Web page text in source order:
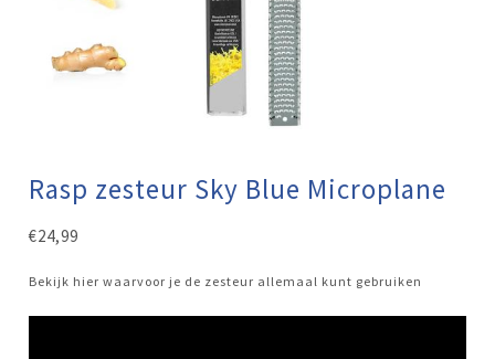
Rasp zesteur Sky Blue Microplane
€24,99
Bekijk hier waarvoor je de zesteur allemaal kunt gebruiken